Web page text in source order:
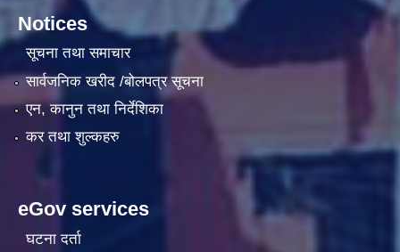
Notices
सूचना तथा समाचार
सार्वजनिक खरीद /बोलपत्र सूचना
एन, कानुन तथा निर्देशिका
कर तथा शुल्कहरु
eGov services
घटना दर्ता